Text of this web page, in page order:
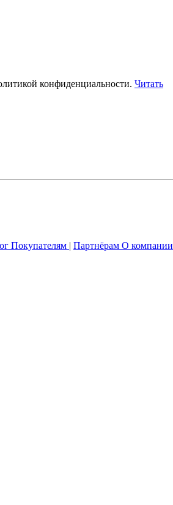
конфиденциальности. Читать
Покупателям | Партнёрам О компании